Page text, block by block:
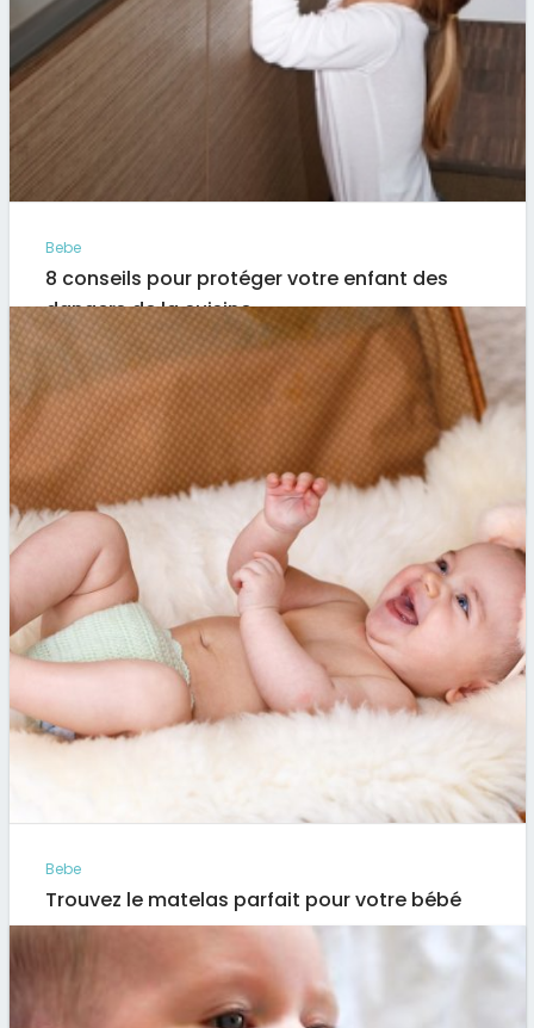
Bebe
8 conseils pour protéger votre enfant des
dangers de la cuisine
Imaginez-vous debout dans votre cuisine pendant
que vous coupez des pommes de terre pour les
ajouter dans…
Par Artus
Bebe
Trouvez le matelas parfait pour votre bébé
Le plus important pour un bébé est de dormir jusqu’à
20 heures par jour, surtout dès son premier âge. Au…